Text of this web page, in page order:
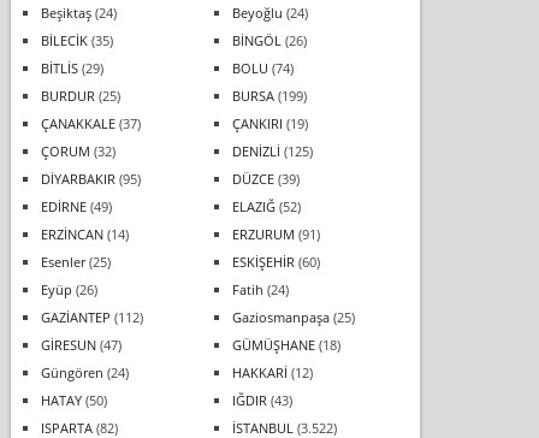
Beşiktaş(24) Beyoğlu (24)
BİLECİK(35) BİNGÖL (26)
BİTLİS(29) BOLU (74)
BURDUR (25) BURSA(199)
ÇANAKKALE(37) ÇANKIRI (19)
ÇORUM (32) DENİZLİ (125)
DİYARBAKIR (95) DÜZCE(39)
EDİRNE(49) ELAZIĞ(52)
ERZİNCAN(14) ERZURUM (91)
Esenler(25) ESKİŞEHİR (60)
Eyüp (26) Fatih (24)
GAZİANTEP (112) Gaziosmanpaşa(25)
GİRESUN(47) GÜMÜŞHANE(18)
Güngören (24) HAKKARİ (12)
HATAY(50) IĞDIR (43)
ISPARTA(82) İSTANBUL (3.522)